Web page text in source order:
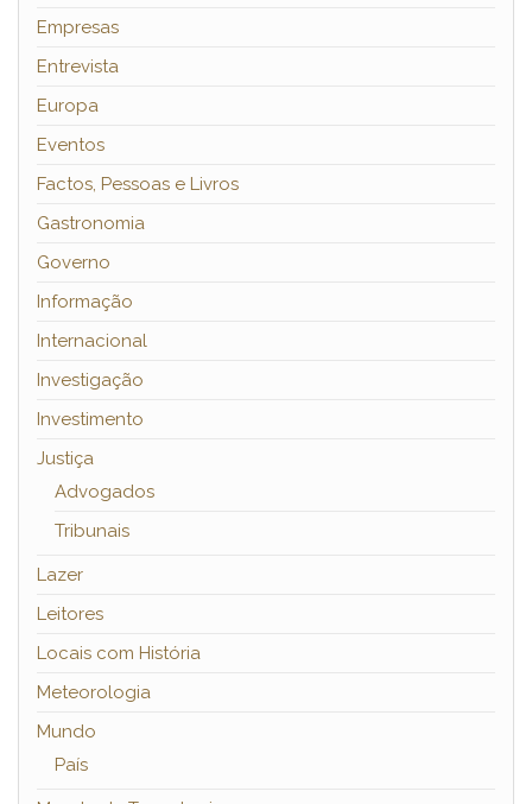
Empresas
Entrevista
Europa
Eventos
Factos, Pessoas e Livros
Gastronomia
Governo
Informação
Internacional
Investigação
Investimento
Justiça
Advogados
Tribunais
Lazer
Leitores
Locais com História
Meteorologia
Mundo
País